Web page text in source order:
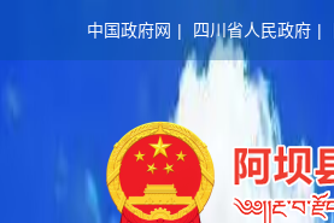
中国政府网 | 四川省人民政府 |